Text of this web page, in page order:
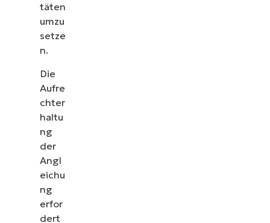
täten
umzu
setze
n.
Die
Aufre
chter
haltu
ng
der
Angl
eichu
ng
erfor
dert